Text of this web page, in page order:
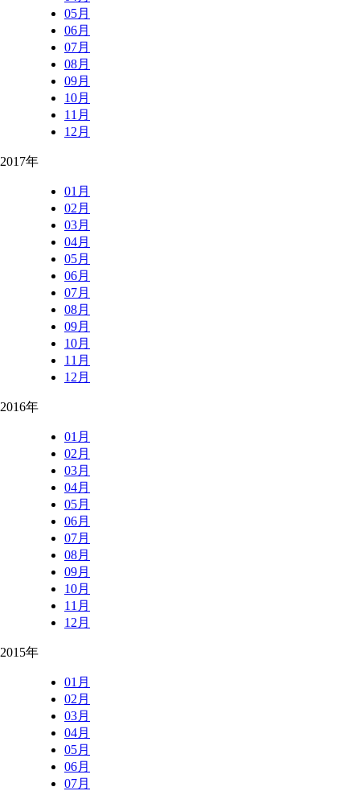
05月
06月
07月
08月
09月
10月
11月
12月
2017年
01月
02月
03月
04月
05月
06月
07月
08月
09月
10月
11月
12月
2016年
01月
02月
03月
04月
05月
06月
07月
08月
09月
10月
11月
12月
2015年
01月
02月
03月
04月
05月
06月
07月